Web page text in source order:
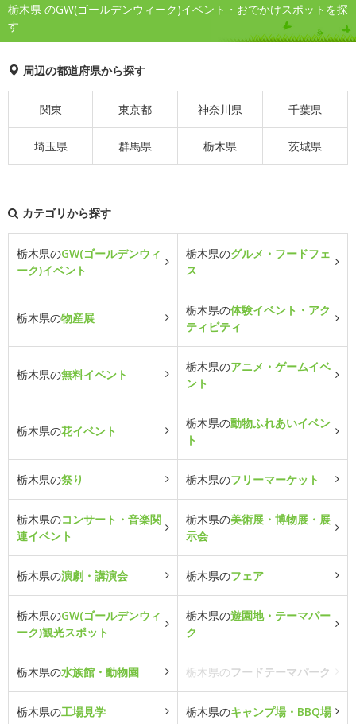
栃木県 のGW(ゴールデンウィーク)イベント・おでかけスポットを探
す
周辺の都道府県から探す
関東 東京都 神奈川県 千葉県
埼玉県 群馬県 栃木県 茨城県
カテゴリから探す
栃木県のGW(ゴールデンウィ
ーク)イベント
栃木県のグルメ・フードフェ
ス
栃木県の物産展
栃木県の体験イベント・アク
ティビティ
栃木県の無料イベント
栃木県のアニメ・ゲームイベ
ント
栃木県の花イベント
栃木県の動物ふれあいイベン
ト
栃木県の祭り 栃木県のフリーマーケット
栃木県のコンサート・音楽関
連イベント
栃木県の美術展・博物展・展
示会
栃木県の演劇・講演会 栃木県のフェア
栃木県のGW(ゴールデンウィ
ーク)観光スポット
栃木県の遊園地・テーマパー
ク
栃木県の水族館・動物園 栃木県のフードテーマパーク
栃木県の工場見学 栃木県のキャンプ場・BBQ場